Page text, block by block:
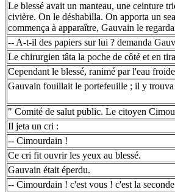
Le blessé avait un manteau, une ceinture
civière. On le déshabilla. On apporta un
commença à apparaître, Gauvain le
-- A-t-il des papiers sur lui ? demanda
Le chirurgien tâta la poche de côté et en
Cependant le blessé, ranimé par l'eau
Gauvain fouillait le portefeuille ; il y
" Comité de salut public. Le citoyen
Il jeta un cri :
-- Cimourdain !
Ce cri fit ouvrir les yeux au blessé.
Gauvain était éperdu.
-- Cimourdain ! c'est vous ! c'est la